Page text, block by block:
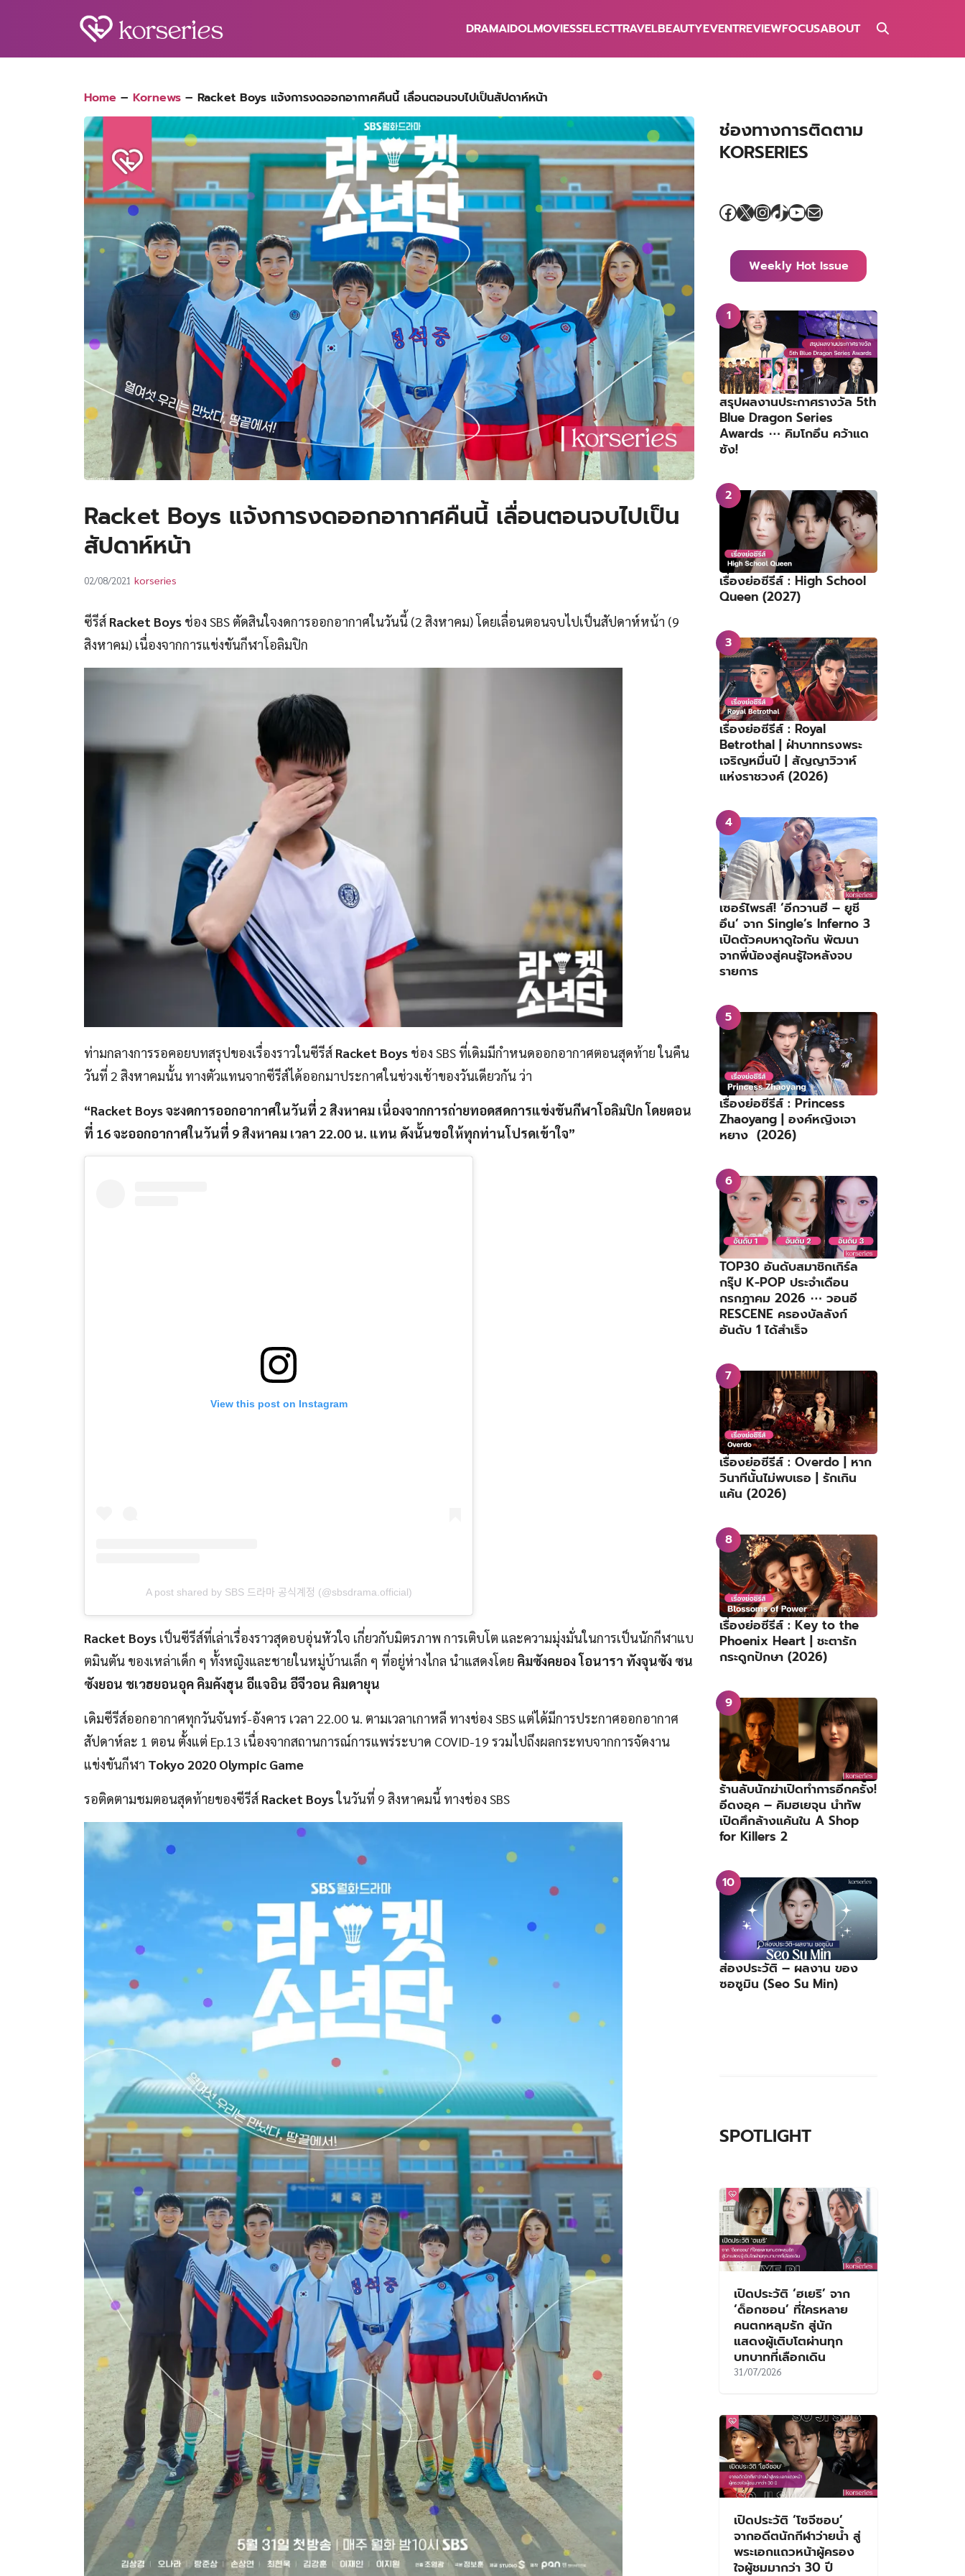
DRAMAIDOLMOVIESSELECTTRAVELBEAUTYEVENTREVIEWFOCUSABOUT
Home – Kornews – Racket Boys แจ้งการงดออกอากาศคืนนี้ เลื่อนตอนจบไปเป็นสัปดาห์หน้า
Racket Boys แจ้งการงดออกอากาศคืนนี้ เลื่อนตอนจบไปเป็น
สัปดาห์หน้า
02/08/2021 korseries
ซีรีส์ Racket Boys ช่อง SBS ตัดสินใจงดการออกอากาศในวันนี้ (2 สิงหาคม) โดยเลื่อนตอนจบไปเป็นสัปดาห์หน้า (9
สิงหาคม) เนื่องจากการแข่งขันกีฬาโอลิมปิก
ท่ามกลางการรอคอยบทสรุปของเรื่องราวในซีรีส์ Racket Boys ช่อง SBS ที่เดิมมีกำหนดออกอากาศตอนสุดท้าย ในคืน
วันที่ 2 สิงหาคมนั้น ทางตัวแทนจากซีรีส์ได้ออกมาประกาศในช่วงเช้าของวันเดียวกัน ว่า
“Racket Boys จะงดการออกอากาศในวันที่ 2 สิงหาคม เนื่องจากการถ่ายทอดสดการแข่งขันกีฬาโอลิมปิก โดยตอน
ที่ 16 จะออกอากาศในวันที่ 9 สิงหาคม เวลา 22.00 น. แทน ดังนั้นขอให้ทุกท่านโปรดเข้าใจ”
View this post on Instagram
A post shared by SBS 드라마 공식계정 (@sbsdrama.official)
Racket Boys เป็นซีรีส์ที่เล่าเรื่องราวสุดอบอุ่นหัวใจ เกี่ยวกับมิตรภาพ การเติบโต และความมุ่งมั่นในการเป็นนักกีฬาแบ
ตมินตัน ของเหล่าเด็ก ๆ ทั้งหญิงและชายในหมู่บ้านเล็ก ๆ ที่อยู่ห่างไกล นำแสดงโดย คิมซังคยอง โอนารา ทังจุนซัง ซน
ซังยอน ชเวฮยอนอุค คิมคังฮุน อีแจอิน อีจีวอน คิมดายุน
เดิมซีรีส์ออกอากาศทุกวันจันทร์-อังคาร เวลา 22.00 น. ตามเวลาเกาหลี ทางช่อง SBS แต่ได้มีการประกาศออกอากาศ
สัปดาห์ละ 1 ตอน ตั้งแต่ Ep.13 เนื่องจากสถานการณ์การแพร่ระบาด COVID-19 รวมไปถึงผลกระทบจากการจัดงาน
แข่งขันกีฬา Tokyo 2020 Olympic Game
รอติดตามชมตอนสุดท้ายของซีรีส์ Racket Boysในวันที่ 9 สิงหาคมนี้ ทางช่อง SBS
ช่องทางการติดตาม
KORSERIES
Facebook
X Instagram
TikTok
YouTube
Mail
Weekly Hot Issue
สรุปผลงานประกาศรางวัล 5th
Blue Dragon Series
Awards ⋯ คิมโกอึน คว้าแด
ซัง!
เรื่องย่อซีรีส์ : High School
Queen (2027)
เรื่องย่อซีรีส์ : Royal
Betrothal | ฝ่าบาททรงพระ
เจริญหมื่นปี | สัญญาวิวาห์
แห่งราชวงศ์ (2026)
เซอร์ไพรส์! ‘อีกวานฮี – ยูชี
อึน’ จาก Single’s Inferno 3
เปิดตัวคบหาดูใจกัน พัฒนา
จากพี่น้องสู่คนรู้ใจหลังจบ
รายการ
เรื่องย่อซีรีส์ : Princess
Zhaoyang | องค์หญิงเจา
หยาง (2026)
TOP30 อันดับสมาชิกเกิร์ล
กรุ๊ป K-POP ประจำเดือน
กรกฎาคม 2026 ⋯ วอนอี
RESCENE ครองบัลลังก์
อันดับ 1 ได้สำเร็จ
เรื่องย่อซีรีส์ : Overdo | หาก
วินาทีนั้นไม่พบเธอ | รักเกิน
แค้น (2026)
เรื่องย่อซีรีส์ : Key to the
Phoenix Heart | ชะตารัก
กระดูกปักษา (2026)
ร้านลับนักฆ่าเปิดทำการอีกครั้ง!
อีดงอุค – คิมฮเยจุน นำทัพ
เปิดศึกล้างแค้นใน A Shop
for Killers 2
ส่องประวัติ – ผลงาน ของ
ซอซูมิน (Seo Su Min)
SPOTLIGHT
เปิดประวัติ ‘ฮเยริ’ จาก
‘ด็อกซอน’ ที่ใครหลาย
คนตกหลุมรัก สู่นัก
แสดงผู้เติบโตผ่านทุก
บทบาทที่เลือกเดิน
31/07/2026
เปิดประวัติ ‘โซจีซอบ’
จากอดีตนักกีฬาว่ายน้ำ สู่
พระเอกแถวหน้าผู้ครอง
ใจผู้ชมมากว่า 30 ปี